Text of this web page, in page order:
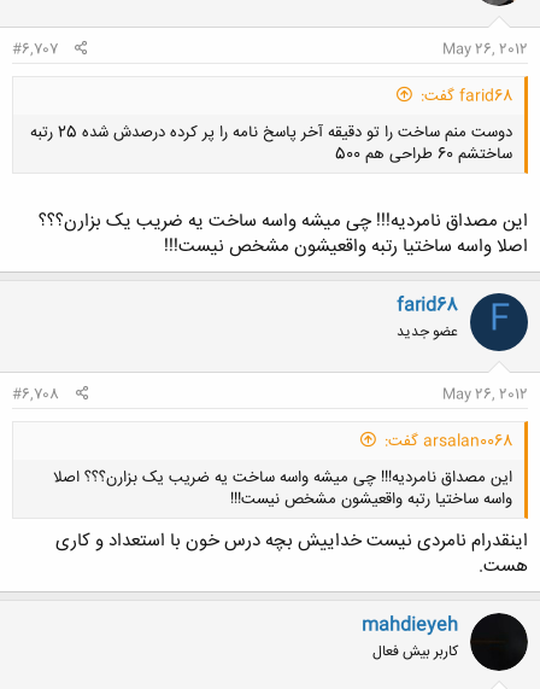
May 26, 2012
#6,707
farid68 گفت:
دوست منم ساخت را تو دقیقه آخر پاسخ نامه را پر کرده درصدش شده 25 رتبه
ساختشم 60 طراحی هم 500
این مصداق نامردیه!!! چی میشه واسه ساخت یه ضریب یک بزارن؟؟؟
اصلا واسه ساختیا رتبه واقعیشون مشخص نیست!!!
F
farid68
عضو جدید
May 26, 2012
#6,708
arsalan0068 گفت:
این مصداق نامردیه!!! چی میشه واسه ساخت یه ضریب یک بزارن؟؟؟ اصلا
واسه ساختیا رتبه واقعیشون مشخص نیست!!!
اینقدرام نامردی نیست خداییش بچه درس خون با استعداد و کاری
هست.
mahdieyeh
کاربر بیش فعال